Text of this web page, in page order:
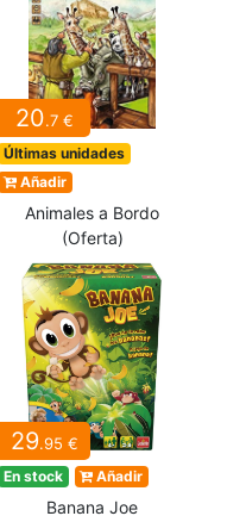
20.7 €
Últimas unidades
Añadir
Animales a Bordo
(Oferta)
29.95 €
En stock Añadir
Banana Joe